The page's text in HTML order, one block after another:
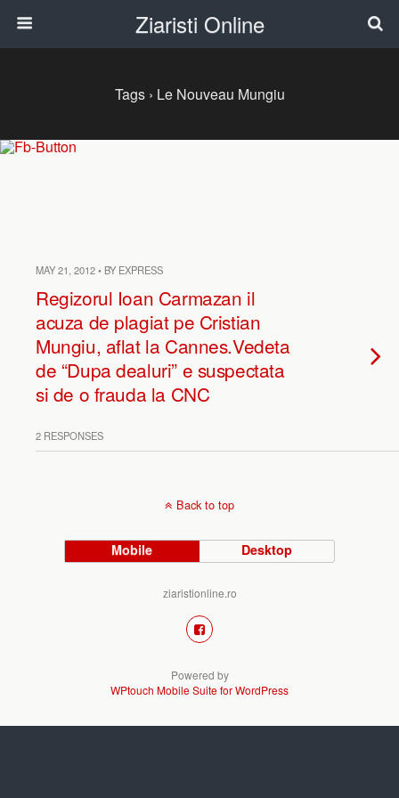
Ziaristi Online
Tags › Le Nouveau Mungiu
MAY 21, 2012 • BY EXPRESS
Regizorul Ioan Carmazan il
acuza de plagiat pe Cristian
Mungiu, aflat la Cannes.Vedeta
de “Dupa dealuri” e suspectata
si de o frauda la CNC
2 RESPONSES
Back to top
Mobile Desktop
ziaristionline.ro
Powered by
WPtouch Mobile Suite for WordPress